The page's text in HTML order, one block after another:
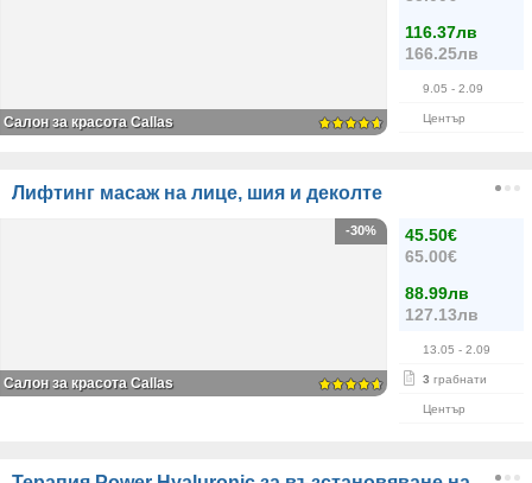
116.37лв
166.25лв
9.05 - 2.09
Център
Салон за красота Callas
Лифтинг масаж на лице, шия и деколте
45.50€
65.00€
88.99лв
127.13лв
13.05 - 2.09
3 грабнати
Център
-30%
Салон за красота Callas